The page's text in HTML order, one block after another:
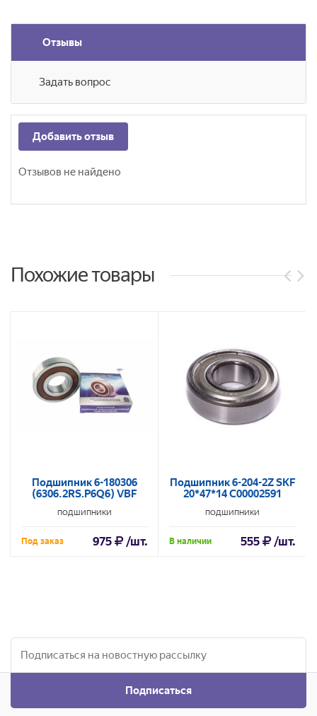
Отзывы
Задать вопрос
Добавить отзыв
Отзывов не найдено
Похожие товары
Подшипник 6-180306
(6306.2RS.P6Q6) VBF
ПОДШИПНИКИ
Под заказ 975 /шт.
Подшипник 6-204-2Z SKF
20*47*14 C00002591
ПОДШИПНИКИ
В наличии 555 /шт.
Подписаться